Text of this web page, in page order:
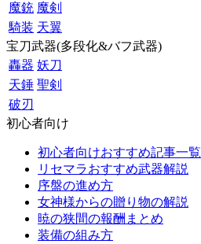
魔銃 魔剣
騎装 天翼
宝刀武器(多段化&バフ武器)
轟器 妖刀
天錘 聖剣
破刃
初心者向け
初心者向けおすすめ記事一覧
リセマラおすすめ武器解説
序盤の進め方
女神様からの贈り物の解説
暁の狭間の報酬まとめ
装備の組み方